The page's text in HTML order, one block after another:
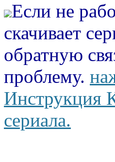
Если не
скачивает
обратную
проблему.
Инструкция
сериала.